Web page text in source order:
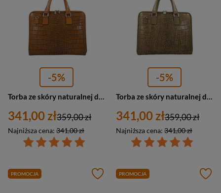
-5%
341,00 zł
Najniższa cena: 341,00 zł
359,00 zł
-5%
341,00 zł
Najniższa cena: 341,00 zł
359,00 zł
PROMOCJA PROMOCJA